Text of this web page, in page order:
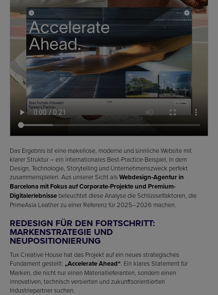
Das Ergebnis ist eine makellose, moderne und sinnliche Website mit
klarer Struktur – ein internationales Best-Practice-Beispiel, in dem
Design, Technologie, Storytelling und Unternehmenszweck perfekt
zusammenspielen. Aus unserer Sicht als Webdesign-Agentur in
Barcelona mit Fokus auf Corporate-Projekte und Premium-
Digitalerlebnisse beleuchtet diese Analyse die Schlüsselfaktoren, die
PrimeAsia Leather zu einer Referenz für 2025–2026 machen.
REDESIGN FÜR DEN FORTSCHRITT:
MARKENSTRATEGIE UND
NEUPOSITIONIERUNG
Tux Creative House hat das Projekt auf ein neues strategisches
Fundament gestellt: „Accelerate Ahead“. Ein klares Statement für
Marken, die nicht nur einen Materiallieferanten, sondern einen
innovativen, technisch versierten und zukunftsorientierten
Industriepartner suchen.